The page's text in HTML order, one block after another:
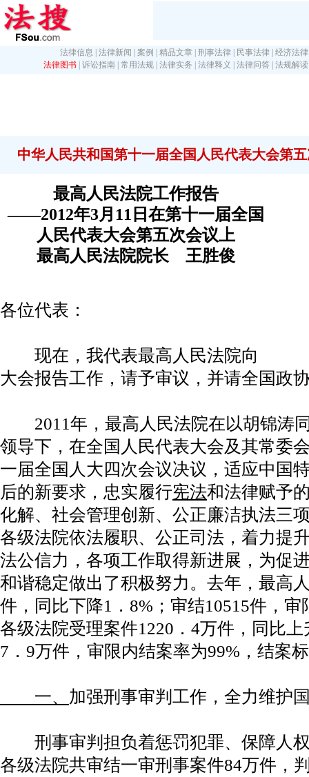
法律信息 法律新闻 案例 精品文章 刑事法律 民事法律 经济法律
法律图书 诉讼指南 常用法规 法律实务 法律释义 法律问答 法规解读
中华人民共和国第十一届全国人民代表大会第
最高人民法院工作报告
——2012年3月11日在第十一届全国
人民代表大会第五次会议上
最高人民法院院长 王胜俊
各位代表：
现在，我代表最高人民法院向
大会报告工作，请予审议，并请全国政
2011年，最高人民法院在以胡锦涛
领导下，在全国人民代表大会及其常委
一届全国人大四次会议决议，适应中国
后的新要求，忠实履行宪法和法律赋予
化解、社会管理创新、公正廉洁执法三
各级法院依法履职、公正司法，着力提
法公信力，各项工作取得新进展，为促
和谐稳定做出了积极努力。去年，最高
件，同比下降1．8%；审结10515件，
各级法院受理案件1220．4万件，同比
7．9万件，审限内结案率为99%，结案
一、 加强刑事审判工作，全力维护
刑事审判担负着惩罚犯罪、保障人权
各级法院共审结一审刑事案件84万件，